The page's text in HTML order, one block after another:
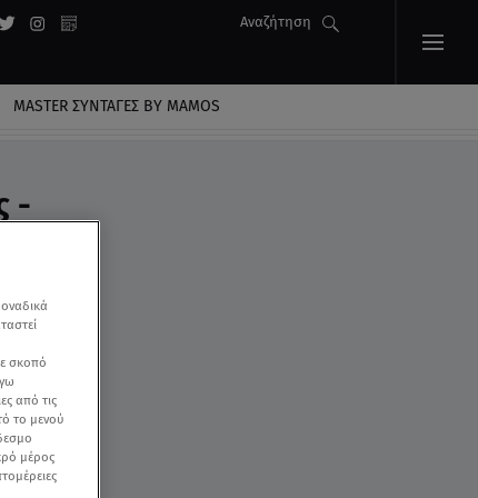
Αναζήτηση
MASTER ΣΥΝΤΑΓΈΣ BY MAMOS
-
σκοπό
από τις
το μενού
μέρος